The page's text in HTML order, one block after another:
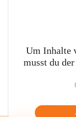
Um Inhalte
musst du